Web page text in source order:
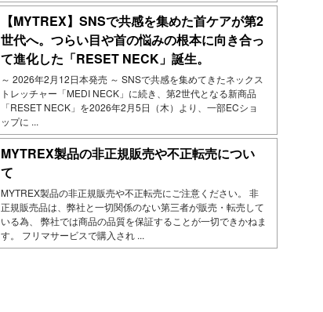
【MYTREX】SNSで共感を集めた首ケアが第2
世代へ。つらい目や首の悩みの根本に向き合っ
て進化した「RESET NECK」誕生。
～ 2026年2月12日本発売 ～ SNSで共感を集めてきたネックス
トレッチャー「MEDI NECK」に続き、第2世代となる新商品
「RESET NECK」を2026年2月5日（木）より、一部ECショ
ップに ...
MYTREX製品の非正規販売や不正転売につい
て
MYTREX製品の非正規販売や不正転売にご注意ください。 非
正規販売品は、弊社と一切関係のない第三者が販売・転売して
いる為、 弊社では商品の品質を保証することが一切できかねま
す。 フリマサービスで購入され ...